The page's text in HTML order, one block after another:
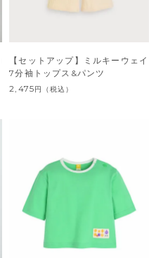
【セットアップ】ミルキーウェイ
7分袖トップス&パンツ
2,475円 （税込）